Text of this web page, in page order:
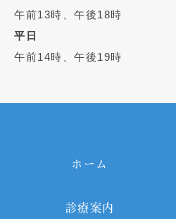
午前13時、午後18時
平日
午前14時、午後19時
ホーム
診療案内